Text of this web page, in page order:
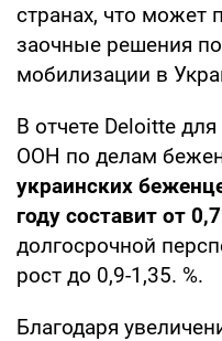
странах, что может
заочные решения
мобилизации в
В отчете Deloitte
ООН по делам
украинских
году составит от
долгосрочной
рост до 0,9-1,35. %.
Благодаря